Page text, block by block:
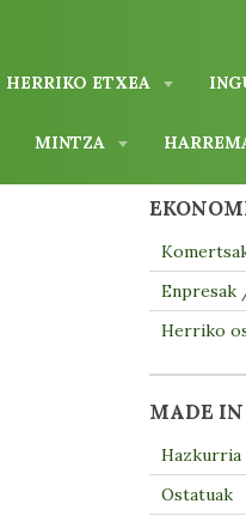
HERRIKO ETXEA
MINTZA
Enpresak
Herriko
MADE
Hazkurria
Ostatuak